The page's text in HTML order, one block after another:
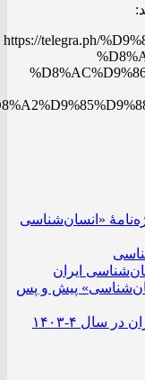
https://telegra.ph/
«انسان‌شناسی
ایران
پیش و پس
۴-۱۴۰۳